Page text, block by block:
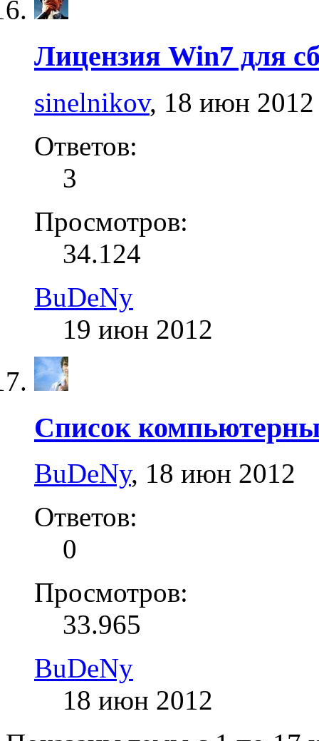
Лицензия Win7 для
sinelnikov, 18 июн 2012
Ответов:
3
Просмотров:
34.124
BuDeNy
19 июн 2012
Список
BuDeNy, 18 июн 2012
Ответов:
0
Просмотров:
33.965
BuDeNy
18 июн 2012